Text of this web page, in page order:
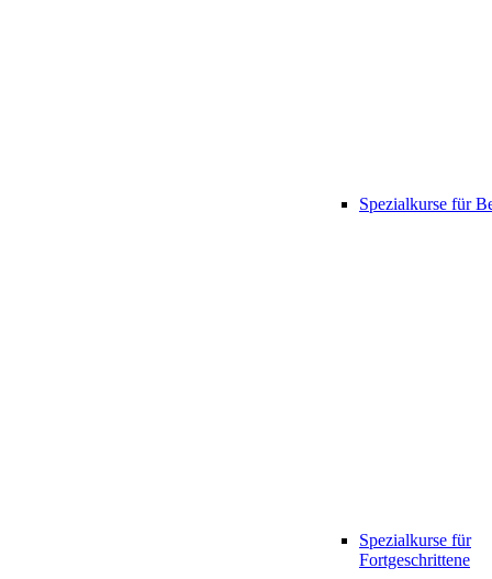
Spezialkurse für
Spezialkurse für
Fortgeschrittene